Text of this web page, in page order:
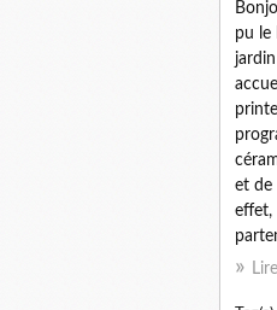
pu le
et de
effet,